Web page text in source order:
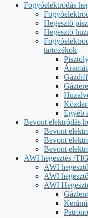
Fogyóelektródás
Hegesztő
Hegesztő
tartozékok
Egyéb
Bevont elektródás
Bevont
Bevont
Bevont
AWI hegesztés /
AWI
AWI
AWI